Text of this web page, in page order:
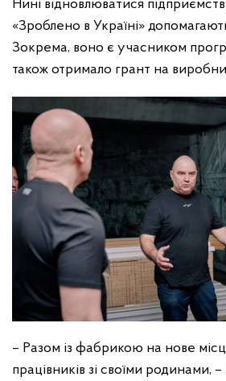
Нині відновлюватися
«Зроблено в Україні»
Зокрема, воно є учасником
також отримало грант на
– Разом із фабрикою на нове
працівників зі своїми родинами,